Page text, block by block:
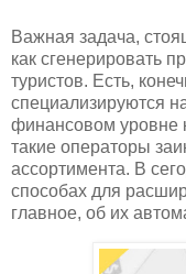
Важная задача,
как сгенерировать
туристов. Есть,
специализируются
финансовом уровне
такие операторы
ассортимента. В
способах для
главное, об их